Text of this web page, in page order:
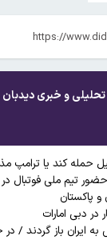
تحلیلی و خبریدیدبان
حمله کند یا ترامپ
حضور تیم ملی فوتبال
و پاکستان
دبی امارات
به ایران باز